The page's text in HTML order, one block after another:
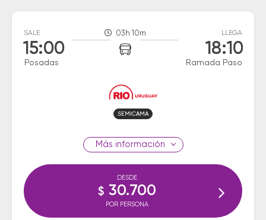
SALE
15:00
Posadas
03h 10m LLEGA
18:10
Ramada Paso
SEMICAMA
información
DESDE
$ 30.700
POR PERSONA